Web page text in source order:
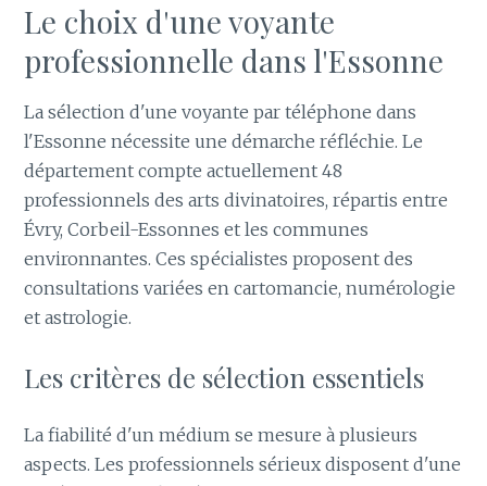
Le choix d'une voyante
professionnelle dans l'Essonne
La sélection d'une voyante par téléphone dans
l'Essonne nécessite une démarche réfléchie. Le
département compte actuellement 48
professionnels des arts divinatoires, répartis entre
Évry, Corbeil-Essonnes et les communes
environnantes. Ces spécialistes proposent des
consultations variées en cartomancie, numérologie
et astrologie.
Les critères de sélection essentiels
La fiabilité d'un médium se mesure à plusieurs
aspects. Les professionnels sérieux disposent d'une